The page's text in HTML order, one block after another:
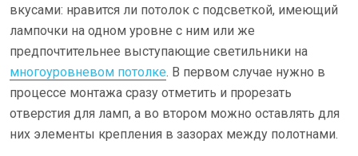
вкусами: нравится ли потолок с подсветкой, имеющий
лампочки на одном уровне с ним или же
предпочтительнее выступающие светильники на
многоуровневом потолке. В первом случае нужно в
процессе монтажа сразу отметить и прорезать
отверстия для ламп, а во втором можно оставлять для
них элементы крепления в зазорах между полотнами.